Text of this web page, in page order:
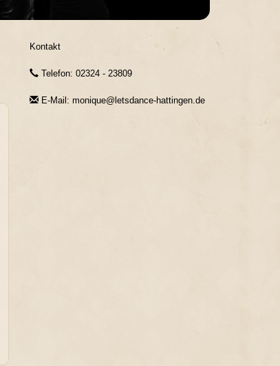
Kontakt
Telefon: 02324 - 23809
E-Mail: monique@letsdance-hattingen.de